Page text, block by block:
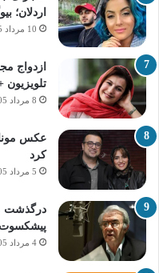
اردلان؛
10 مرداد 1405
ازدواج
8 مرداد 1405
عکس
کرد
5 مرداد 1405
درگذشت
4 مرداد 1405